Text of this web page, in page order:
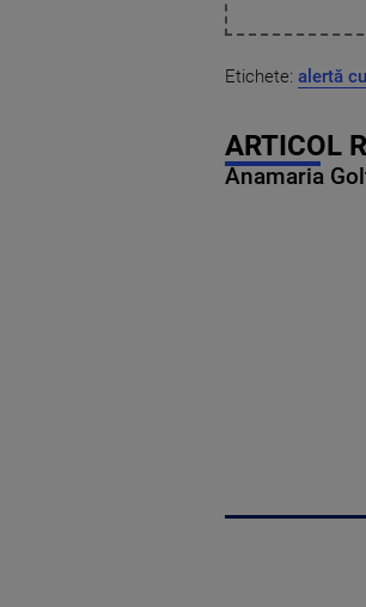
Etichete: alertă
ARTICOL
Anamaria